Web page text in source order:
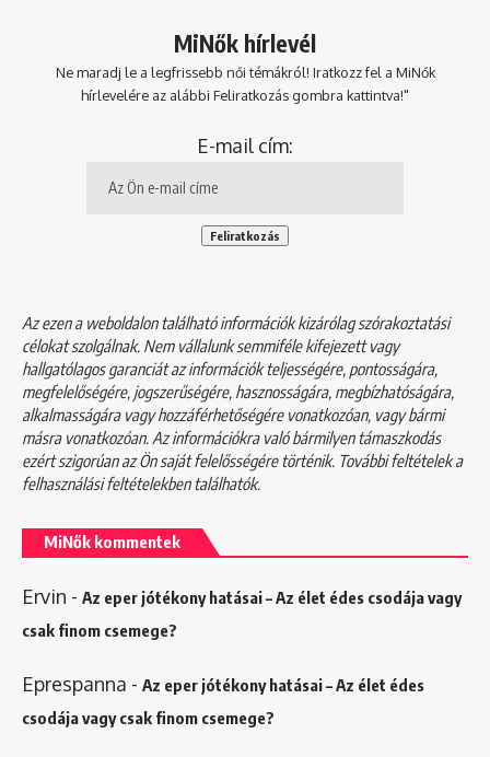
MiNők hírlevél
Ne maradj le a legfrissebb női témákról! Iratkozz fel a MiNők
hírlevelére az alábbi Feliratkozás gombra kattintva!"
E-mail cím:
Az ezen a weboldalon található információk kizárólag szórakoztatási
célokat szolgálnak. Nem vállalunk semmiféle kifejezett vagy
hallgatólagos garanciát az információk teljességére, pontosságára,
megfelelőségére, jogszerűségére, hasznosságára, megbízhatóságára,
alkalmasságára vagy hozzáférhetőségére vonatkozóan, vagy bármi
másra vonatkozóan. Az információkra való bármilyen támaszkodás
ezért szigorúan az Ön saját felelősségére történik. További feltételek a
felhasználási feltételekbentalálhatók.
MiNők kommentek
Ervin - Az eper jótékony hatásai – Az élet édes csodája vagy
csak finom csemege?
Eprespanna - Az eper jótékony hatásai – Az élet édes
csodája vagy csak finom csemege?